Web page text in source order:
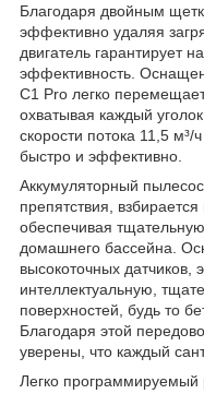
Благодаря двойным
эффективно удаляя
двигатель гарантирует
эффективность.
C1 Pro легко
охватывая каждый
скорости потока 11,5 м³/
быстро и эффективно.
Аккумуляторный
препятствия,
обеспечивая
домашнего бассейна.
высокоточных датчиков,
интеллектуальную,
поверхностей, будь то
Благодаря этой
уверены, что каждый
Легко